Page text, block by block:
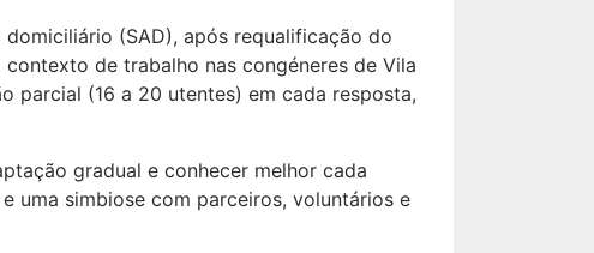
(SAD), após requalificação do
de trabalho nas congéneres de Vila
parcial (16 a 20 utentes) em cada resposta,
gradual e conhecer melhor cada
uma simbiose com parceiros, voluntários e